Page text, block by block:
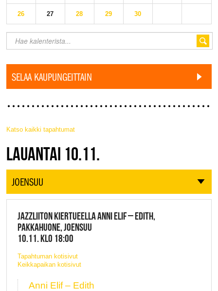
26 27 28 29 30
SELAA KAUPUNGEITTAIN
Katso kaikki tapahtumat
JAZZ FINLAND LIVE
LAUANTAI 10.11.
JOENSUU
JAZZLIITON KIERTUEELLA ANNI ELIF – EDITH,
PAKKAHUONE, JOENSUU
10.11. KLO 18:00
Tapahtuman kotisivut
Keikkapaikan kotisivut
Anni Elif – Edith